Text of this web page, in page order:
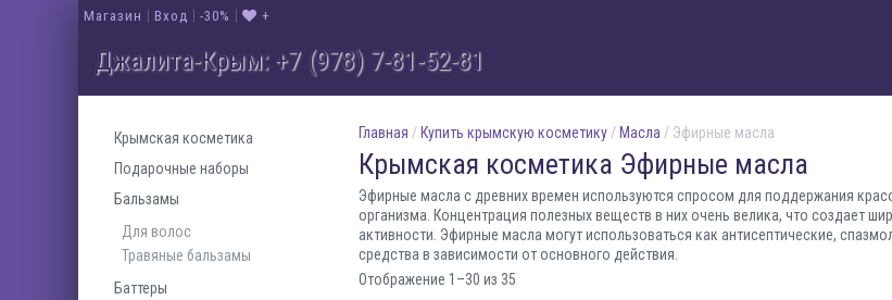
Магазин Вход -30% +
Джалита-Крым: +7 (978) 7-81-52-81
Главная / Купить крымскую косметику / Масла / Эфирные масла
Крымская косметика Эфирные масла
Эфирные масла с древних времен используются спросом для поддержания
организма. Концентрация полезных веществ в них очень велика, что создает
активности. Эфирные масла могут использоваться как антисептические,
средства в зависимости от основного действия.
Отображение 1–30 из 35
Крымская косметика
Подарочные наборы
Бальзамы
Для волос
Травяные бальзамы
Баттеры